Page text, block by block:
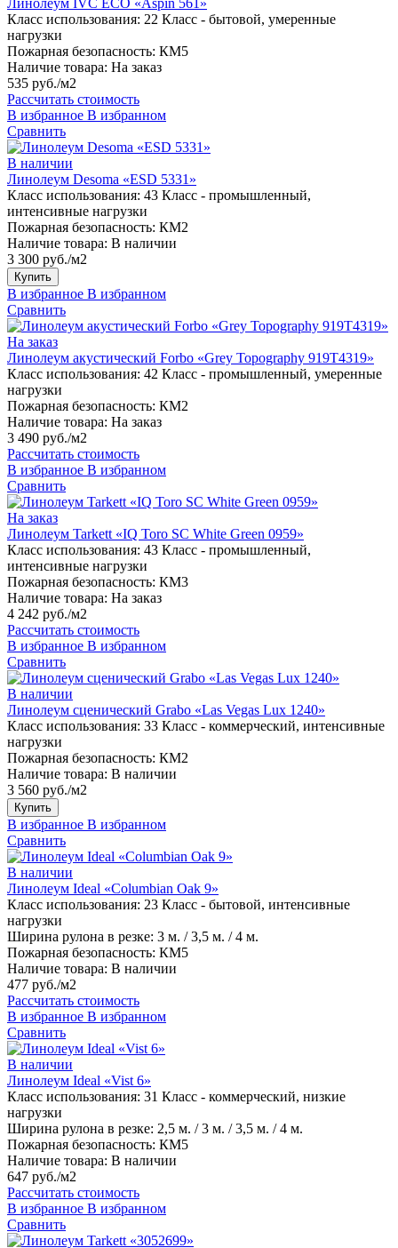
Линолеум IVC ECO «Aspin 561»
Класс использования: 22 Класс - бытовой, умеренные
нагрузки
Пожарная безопасность: КМ5
Наличие товара: На заказ
535 руб./м2
Рассчитать стоимость
В избранное В избранном
Сравнить
В наличии
Линолеум Desoma «ESD 5331»
Класс использования: 43 Класс - промышленный,
интенсивные нагрузки
Пожарная безопасность: КМ2
Наличие товара: В наличии
3 300 руб./м2
Купить
В избранное В избранном
Сравнить
На заказ
Линолеум акустический Forbo «Grey Topography 919T4319»
Класс использования: 42 Класс - промышленный, умеренные
нагрузки
Пожарная безопасность: КМ2
Наличие товара: На заказ
3 490 руб./м2
Рассчитать стоимость
В избранное В избранном
Сравнить
На заказ
Линолеум Tarkett «IQ Toro SC White Green 0959»
Класс использования: 43 Класс - промышленный,
интенсивные нагрузки
Пожарная безопасность: КМ3
Наличие товара: На заказ
4 242 руб./м2
Рассчитать стоимость
В избранное В избранном
Сравнить
В наличии
Линолеум сценический Grabo «Las Vegas Lux 1240»
Класс использования: 33 Класс - коммерческий, интенсивные
нагрузки
Пожарная безопасность: КМ2
Наличие товара: В наличии
3 560 руб./м2
Купить
В избранное В избранном
Сравнить
В наличии
Линолеум Ideal «Columbian Oak 9»
Класс использования: 23 Класс - бытовой, интенсивные
нагрузки
Ширина рулона в резке: 3 м. / 3,5 м. / 4 м.
Пожарная безопасность: КМ5
Наличие товара: В наличии
477 руб./м2
Рассчитать стоимость
В избранное В избранном
Сравнить
В наличии
Линолеум Ideal «Vist 6»
Класс использования: 31 Класс - коммерческий, низкие
нагрузки
Ширина рулона в резке: 2,5 м. / 3 м. / 3,5 м. / 4 м.
Пожарная безопасность: КМ5
Наличие товара: В наличии
647 руб./м2
Рассчитать стоимость
В избранное В избранном
Сравнить